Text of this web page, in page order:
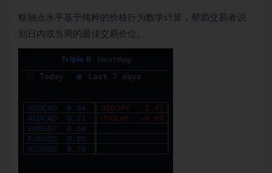
枢轴点水平基于纯粹的价格行为数学计算，帮助交易者识
别日内或当周的最佳交易价位。